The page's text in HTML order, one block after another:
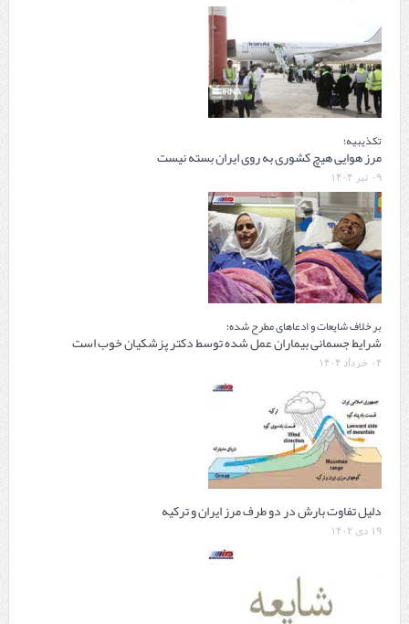
تکذیبیه؛
مرز هوایی هیچ کشوری به روی ایران بسته نیست
۰۹ تیر ۱۴۰۴
بر خلاف شایعات و ادعاهای مطرح شده؛
شرایط جسمانی بیماران عمل شده توسط دکتر پزشکیان خوب است
۰۴ خرداد ۱۴۰۴
دلیل تفاوت بارش در دو طرف مرز ایران و ترکیه
۱۹ دی ۱۴۰۲